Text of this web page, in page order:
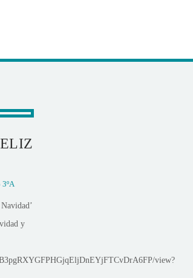
y
view?